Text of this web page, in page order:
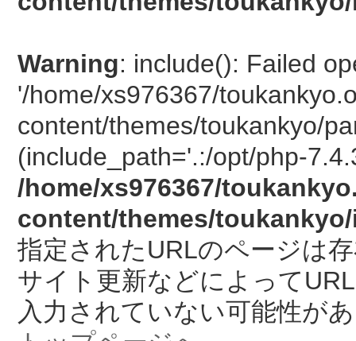
Warning: include(): Failed
'/home/xs976367/
content/themes/toukankyo/
(include_path='.:/opt/php-
/home/xs976367/
content/themes/
指定されたURLのページは
サイト更新などによって
入力されていない可能性が